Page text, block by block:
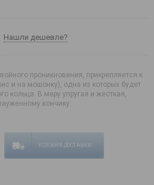
Нашли дешевле?
проникновения, прикрепляется к
и на мошонку), одна из которых будет
кольца. В меру упругая и жесткая,
кончику.
УСЛОВИЯ ДОСТАВКИ